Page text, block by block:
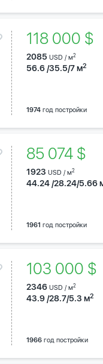
118 000 $
2085 USD / м2
56.6 /35.5/7 м2
1974год постройки
85 074 $
1923 USD / м2
44.24 /28.24/5.66
1961 год постройки
103 000 $
2346 USD / м2
43.9 /28.7/5.3 м2
1966год постройки